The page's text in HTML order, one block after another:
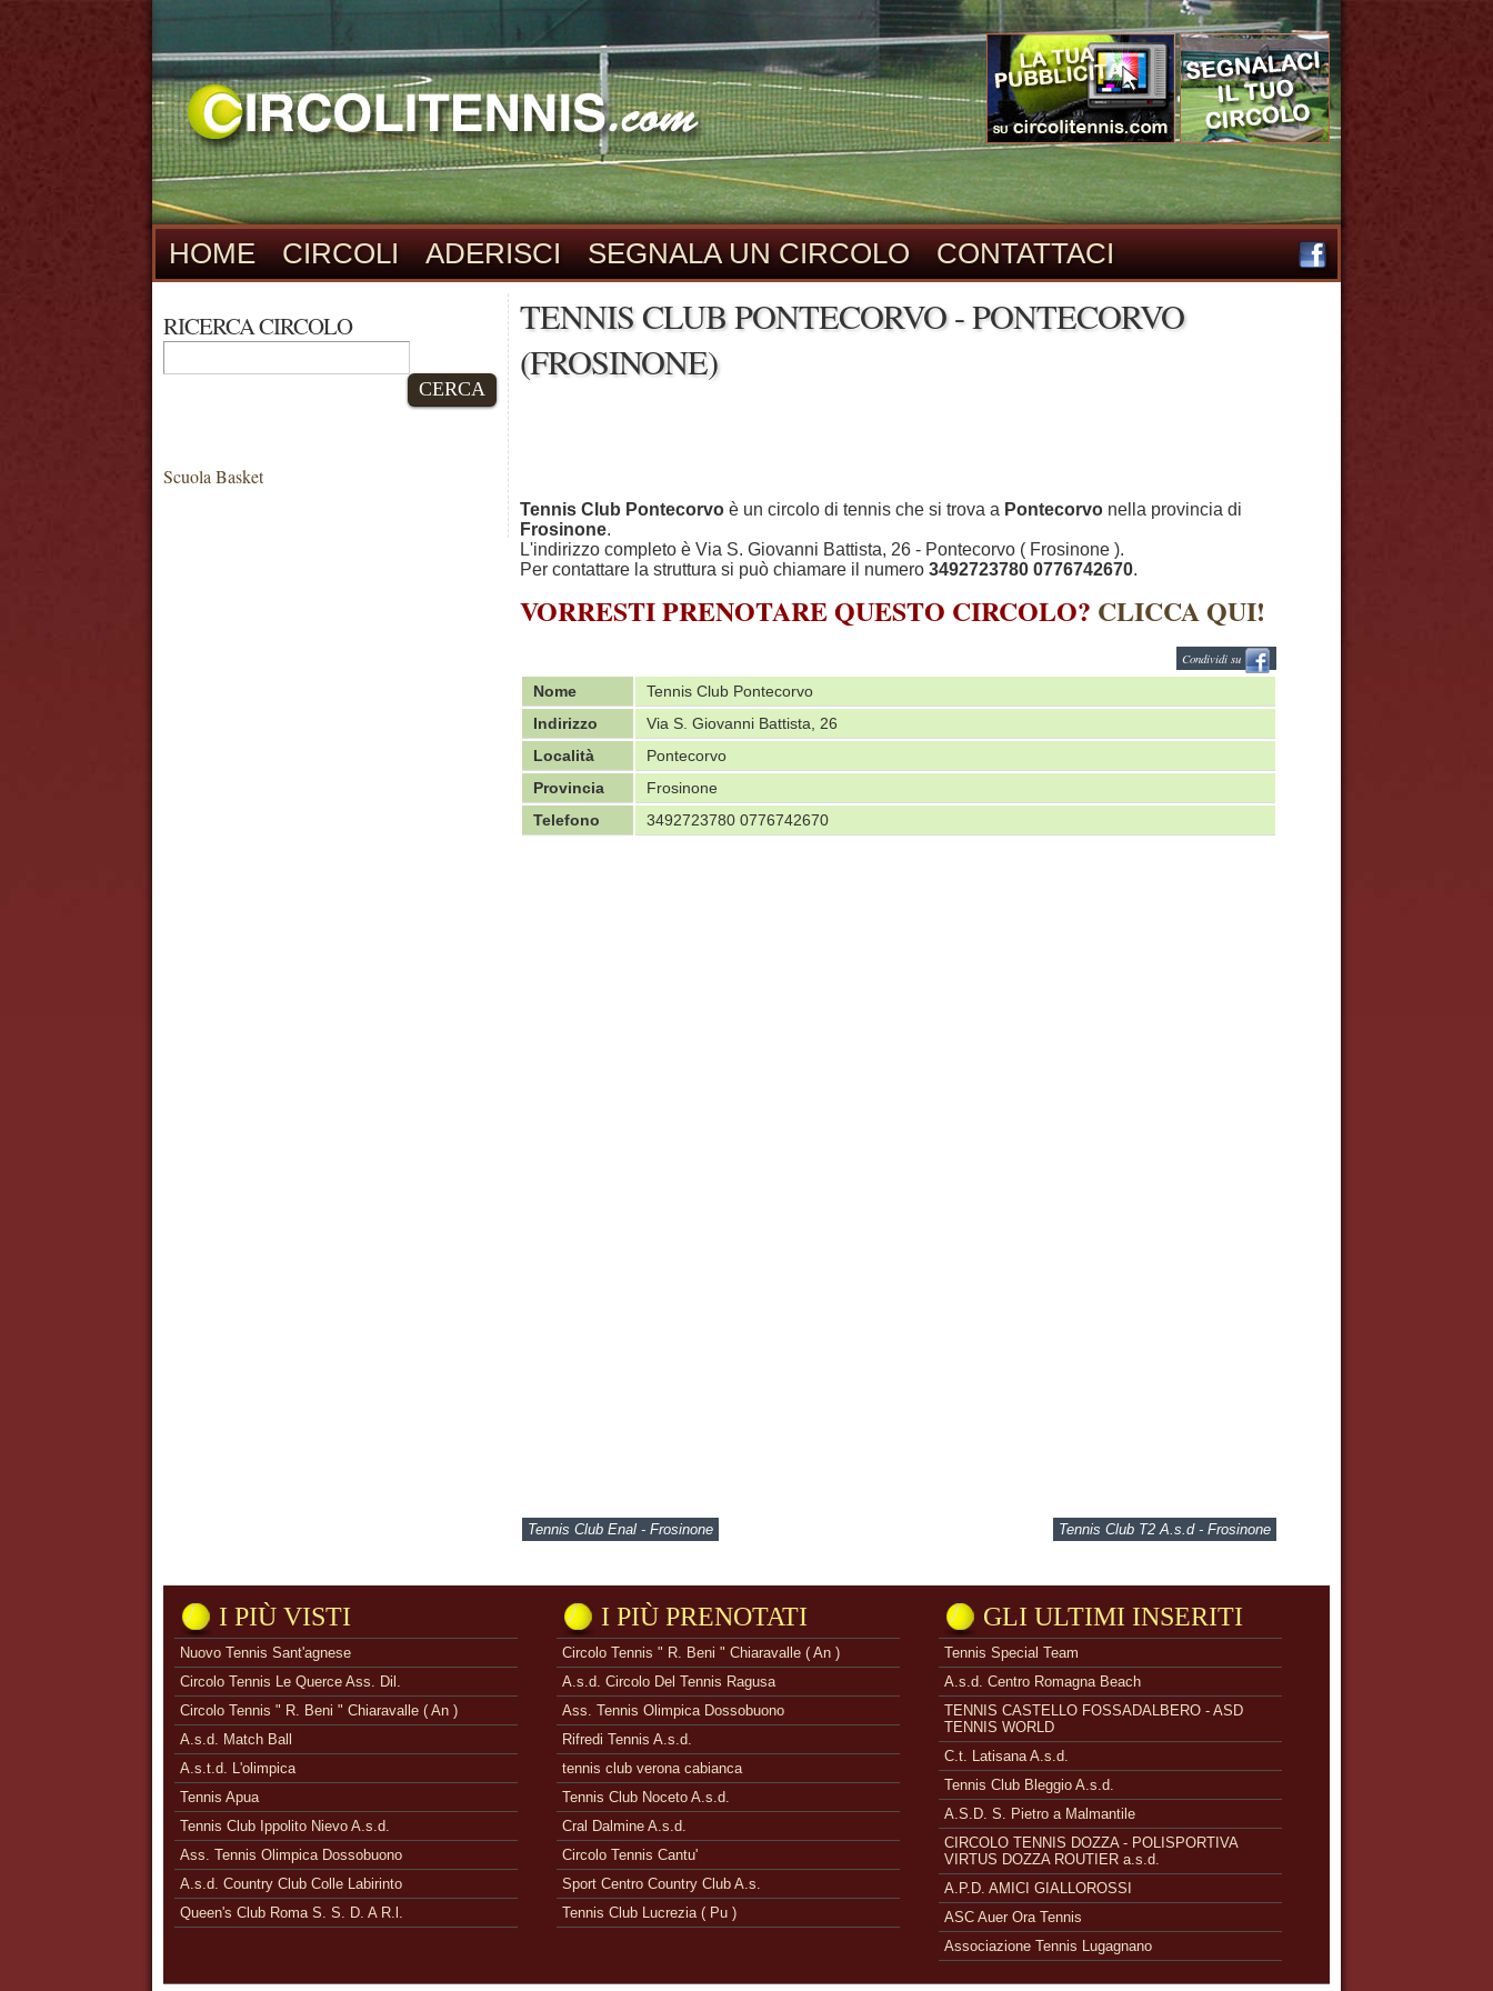
HOME CIRCOLI ADERISCI SEGNALA UN CIRCOLO CONTATTACI
RICERCA CIRCOLO
CERCA
Scuola Basket
TENNIS CLUB PONTECORVO - PONTECORVO
(FROSINONE)
Tennis Club Pontecorvo è un circolo di tennis che si trova a Pontecorvo nella provincia di
Frosinone.
L'indirizzo completo è Via S. Giovanni Battista, 26 - Pontecorvo ( Frosinone ).
Per contattare la struttura si può chiamare il numero 3492723780 0776742670.
VORRESTI PRENOTARE QUESTO CIRCOLO? CLICCA QUI!
Condividi su
Nome
Tennis Club Pontecorvo
Indirizzo
Via S. Giovanni Battista, 26
Località
Pontecorvo
Provincia
Frosinone
Telefono
3492723780 0776742670
Tennis Club Enal - Frosinone Tennis Club T2 A.s.d - Frosinone
I PIÙ VISTI
Nuovo Tennis Sant'agnese
Circolo Tennis Le Querce Ass. Dil.
Circolo Tennis " R. Beni " Chiaravalle ( An )
A.s.d. Match Ball
A.s.t.d. L'olimpica
Tennis Apua
Tennis Club Ippolito Nievo A.s.d.
Ass. Tennis Olimpica Dossobuono
A.s.d. Country Club Colle Labirinto
Queen's Club Roma S. S. D. A R.l.
I PIÙ PRENOTATI
Circolo Tennis " R. Beni " Chiaravalle ( An )
A.s.d. Circolo Del Tennis Ragusa
Ass. Tennis Olimpica Dossobuono
Rifredi Tennis A.s.d.
tennis club verona cabianca
Tennis Club Noceto A.s.d.
Cral Dalmine A.s.d.
Circolo Tennis Cantu'
Sport Centro Country Club A.s.
Tennis Club Lucrezia ( Pu )
GLI ULTIMI INSERITI
Tennis Special Team
A.s.d. Centro Romagna Beach
TENNIS CASTELLO FOSSADALBERO - ASD
TENNIS WORLD
C.t. Latisana A.s.d.
Tennis Club Bleggio A.s.d.
A.S.D. S. Pietro a Malmantile
CIRCOLO TENNIS DOZZA - POLISPORTIVA
VIRTUS DOZZA ROUTIER a.s.d.
A.P.D. AMICI GIALLOROSSI
ASC Auer Ora Tennis
Associazione Tennis Lugagnano